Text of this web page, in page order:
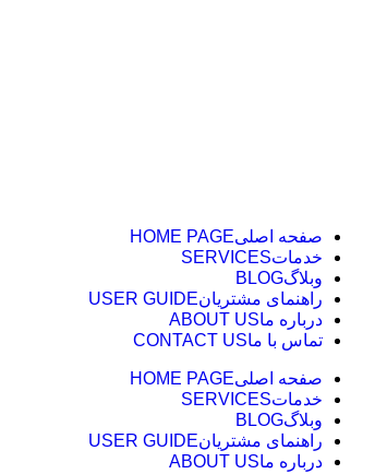
صفحه اصلیHOME PAGE
خدماتSERVICES
وبلاگBLOG
راهنمای مشتریانUSER GUIDE
درباره ماABOUT US
تماس با ماCONTACT US
صفحه اصلیHOME PAGE
خدماتSERVICES
وبلاگBLOG
راهنمای مشتریانUSER GUIDE
درباره ماABOUT US